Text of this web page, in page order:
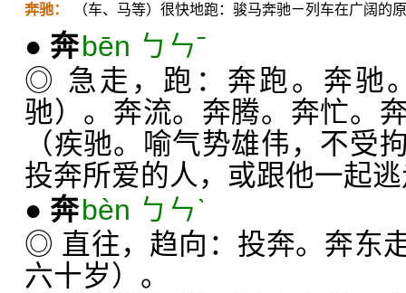
奔驰： （车、马等）很快地跑：骏马奔驰ㄧ列车在广阔的
● 奔bēn ㄅㄣˉ
◎ 急走，跑：奔跑。奔驰
驰）。奔流。奔腾。奔忙。
（疾驰。喻气势雄伟，不受
投奔所爱的人，或跟他一起
● 奔bèn ㄅㄣˋ
◎ 直往，趋向：投奔。奔东
六十岁）。